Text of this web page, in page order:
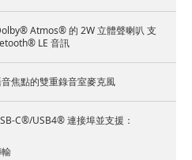
Atmos® 的 2W 立體聲喇叭 支
LE 音訊
焦點的雙重錄音室麥克風
C®/USB4® 連接埠並支援：